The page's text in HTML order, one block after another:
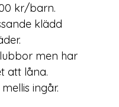
kr/barn.
klädd
men har
att låna.